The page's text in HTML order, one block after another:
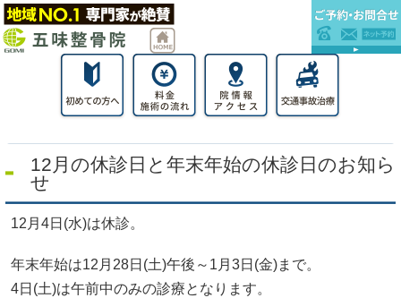
12月の休診日と年末年始の休診日のお知ら
せ
12月4日(水)は休診。
年末年始は12月28日(土)午後～1月3日(金)まで。
4日(土)は午前中のみの診療となります。